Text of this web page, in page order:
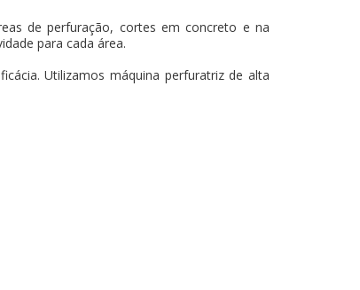
de perfuração, cortes em concreto e na
para cada área.
Utilizamos máquina perfuratriz de alta